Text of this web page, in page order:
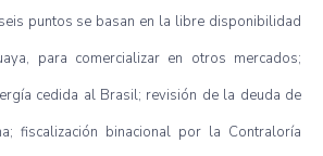
puntos se basan en la libre disponibilidad
para comercializar en otros mercados;
cedida al Brasil; revisión de la deuda de
fiscalización binacional por la Contraloría